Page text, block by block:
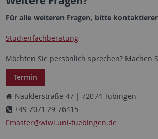
Für alle weiteren Fragen, bitte
Studienfachberatung
Möchten Sie persönlich sprechen? Machen
Termin
Nauklerstraße 47 | 72074 Tübingen
+49 7071 29-76415
master@wiwi.uni-tuebingen.de